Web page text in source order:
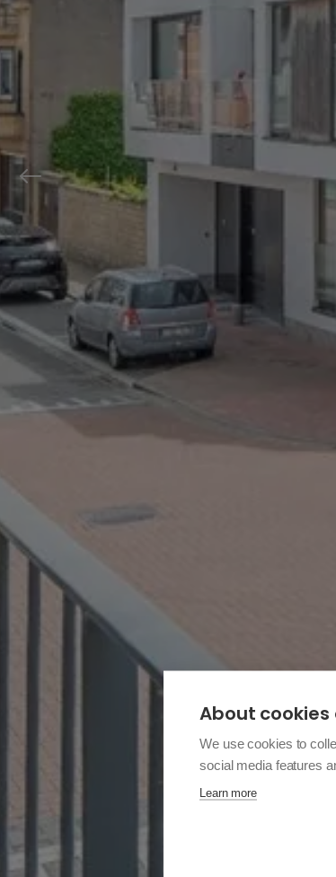
Previous
About cookies
We use cookies to
social media features
Learn more